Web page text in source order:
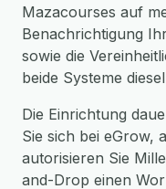
Mazacourses auf
Benachrichtigung
sowie die
beide Systeme
Die Einrichtung
Sie sich bei eGrow,
autorisieren Sie
and-Drop einen